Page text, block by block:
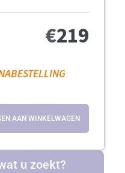
€219
AAN WINKELWAGEN
u zoekt?